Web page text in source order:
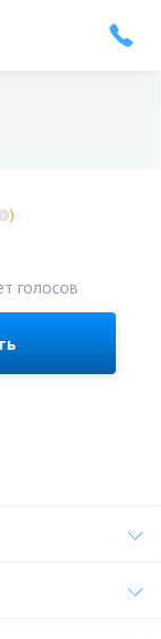
)
голосов